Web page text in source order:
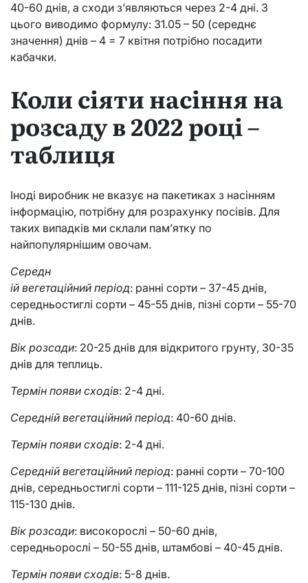
40-60 днів, а сходи з’являються через 2-4 дні. З
цього виводимо формулу: 31.05 – 50 (середнє
значення) днів – 4 = 7 квітня потрібно посадити
кабачки.
Коли сіяти насіння на
розсаду в 2022 році –
таблиця
Іноді виробник не вказує на пакетиках з насінням
інформацію, потрібну для розрахунку посівів. Для
таких випадків ми склали пам’ятку по
найпопулярнішим овочам.
Середн
ій вегетаційний період: ранні сорти – 37-45 днів,
середньостиглі сорти – 45-55 днів, пізні сорти – 55-70
днів.
Вік розсади: 20-25 днів для відкритого грунту, 30-35
днів для теплиць.
Термін появи сходів: 2-4 дні.
Середній вегетаційний період: 40-60 днів.
Термін появи сходів: 2-4 дні.
Середній вегетаційний період: ранні сорти – 70-100
днів, середньостиглі сорти – 111-125 днів, пізні сорти –
115-130 днів.
Вік розсади: високорослі – 50-60 днів,
середньорослі – 50-55 днів, штамбові – 40-45 днів.
Термін появи сходів: 5-8 днів.